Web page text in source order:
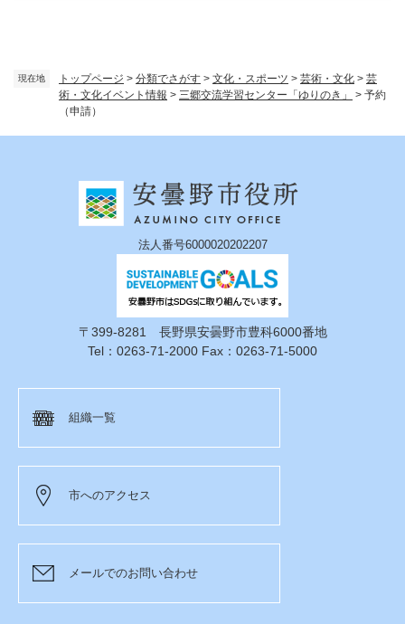
現在地 トップページ > 分類でさがす > 文化・スポーツ > 芸術・文化 > 芸
術・文化イベント情報 > 三郷交流学習センター「ゆりのき」 > 予約
（申請）
法人番号6000020202207
〒399-8281 長野県安曇野市豊科6000番地
Tel：0263-71-2000 Fax：0263-71-5000
組織一覧
市へのアクセス
メールでのお問い合わせ